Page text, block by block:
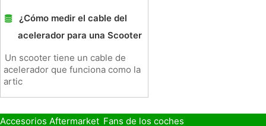
¿Cómo medir el cable del
acelerador para una Scooter
Un scooter tiene un cable de
acelerador que funciona como la
artic
Accesorios Aftermarket Fans de los coches